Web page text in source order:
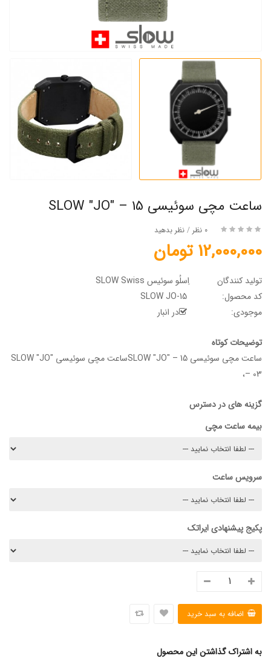
ساعت مچی سوئیسی SLOW "JO" – 15
0 نظر / نظر بدهید
12,000,000 تومان
تولید کنندگان
اِسلُو سوئیس SLOW Swiss
کد محصول:
موجودی:
در انبار
توضیحات کوتاه
ساعت مچی سوئیسی SLOW "JO" – 15ساعت مچی سوئیسی SLOW "JO"
– 03،
گزینه های در دسترس
بیمه ساعت مچی
سرویس ساعت
پکیج پیشنهادی ایراتک
به اشتراک گذاشتن این محصول